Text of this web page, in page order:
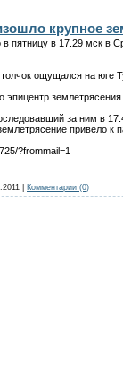
крупное
пятницу в 17.29 мск в
ощущался на юге
за ним в
привело к
?frommail=1
Комментарии (0)